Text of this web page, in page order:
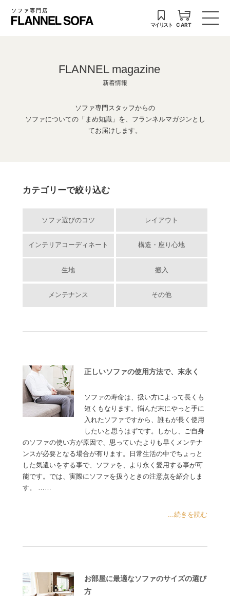
ソファ専門店
マイリスト CART
FLANNEL magazine
新着情報
ソファ専門スタッフからの
ソファについての「まめ知識」を、フランネルマガジンとし
てお届けします。
カテゴリーで絞り込む
ソファ選びのコツ レイアウト
インテリアコーディネート 構造・座り心地
生地 搬入
メンテナンス その他
正しいソファの使用方法で、末永く
ソファの寿命は、扱い方によって長くも
短くもなります。悩んだ末にやっと手に
入れたソファですから、誰もが長く使用
したいと思うはずです。しかし、ご自身
のソファの使い方が原因で、思っていたよりも早くメンテナ
ンスが必要となる場合が有ります。日常生活の中でちょっと
した気遣いをする事で、ソファを、より永く愛用する事が可
能です。では、実際にソファを扱うときの注意点を紹介しま
す。 ……
...続きを読む
お部屋に最適なソファのサイズの選び
方